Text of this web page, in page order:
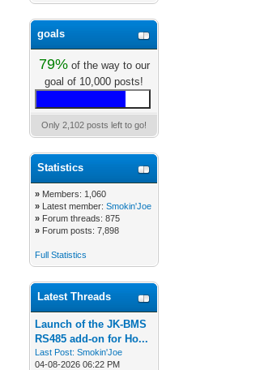
goals
79%of the way to our
goal of 10,000 posts!
Only 2,102 posts left to go!
Statistics
» Members: 1,060
» Latest member:Smokin'Joe
» Forum threads: 875
» Forum posts: 7,898
Full Statistics
Latest Threads
Launch of the JK-BMS
RS485 add-on for Ho...
Last Post: Smokin'Joe
04-08-2026 06:22 PM